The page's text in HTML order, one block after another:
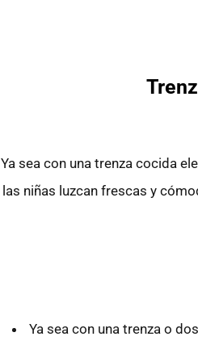
Ya sea con una trenza cocida
las niñas luzcan frescas y
Ya sea con una trenza o